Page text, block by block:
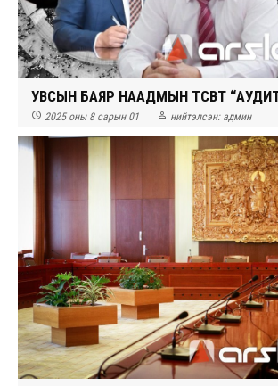
УВСЫН БАЯР НААДМЫН ТӨСӨВТ
 2025 оны 8 сарын 01  нийтэлсэн: админ